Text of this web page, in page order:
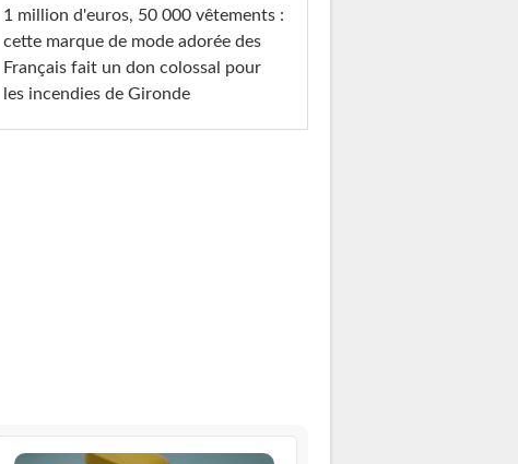
1 million d'euros, 50 000 vêtements :
cette marque de mode adorée des
Français fait un don colossal pour
les incendies de Gironde